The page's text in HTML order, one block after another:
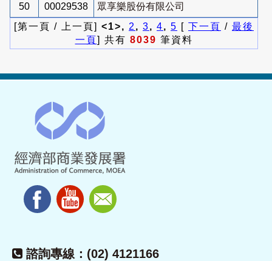
50 00029538
眾享樂股份有限公司
[第一頁 / 上一頁] <1>, 2 , 3, 4, 5 [ 下一頁 / 最後
一頁] 共有 8039 筆資料
諮詢專線：(02) 4121166